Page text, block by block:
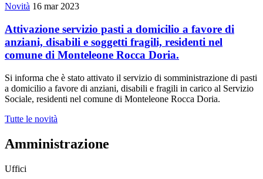
Novità 16 mar 2023
Attivazione servizio pasti a domicilio a favore di
anziani, disabili e soggetti fragili, residenti nel
comune di Monteleone Rocca Doria.
Si informa che è stato attivato il servizio di somministrazione di pasti
a domicilio a favore di anziani, disabili e fragili in carico al Servizio
Sociale, residenti nel comune di Monteleone Rocca Doria.
Tutte le novità
Amministrazione
Uffici